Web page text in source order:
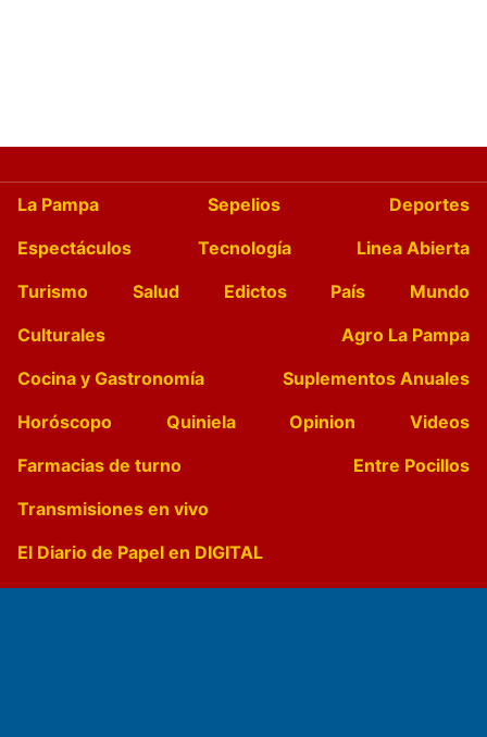
La Pampa Sepelios
Deportes
Espectáculos
Tecnología
Linea Abierta
Turismo
Salud Edictos País
Mundo
Culturales
Agro La Pampa
Cocina y Gastronomía
Suplementos Anuales
Horóscopo
Quiniela Opinion
Videos
Farmacias de turno
Entre Pocillos
Transmisiones en vivo
El Diario de Papel en DIGITAL